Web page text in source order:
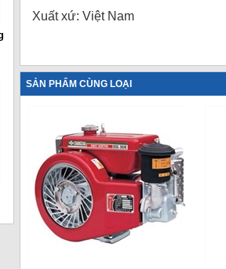
Xuất xứ: Việt Nam
SẢN PHẨM CÙNG LOẠI